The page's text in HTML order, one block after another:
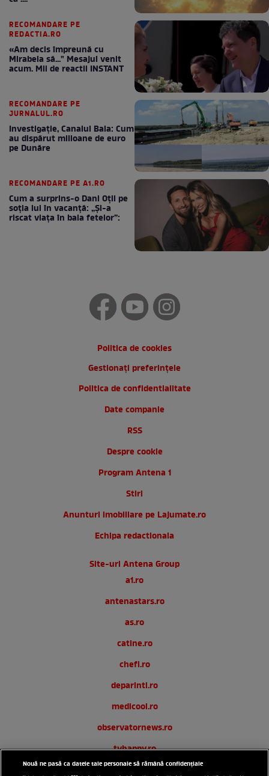
RECOMANDARE PE
REDACTIA.RO
«Am decis împreună cu
Mirabela să..." Mesajul venit
acum. Mii de reactii INSTANT
RECOMANDARE PE
JURNALUL.RO
Investigație, Canalul Bala: Cum
au dispărut milioane de euro
pe Dunăre
RECOMANDARE PE A1.RO
Cum a surprins-o Dani Oțil pe
soția lui în vacanță: „Și-a
riscat viața în baia fetelor”:
Politica de cookies
Gestionați preferințele
Politica de confidentialitate
Date companie
RSS
Despre cookie
Program Antena 1
Stiri
Anunturi imobiliare pe Lajumate.ro
Echipa redactionala
Site-uri Antena Group
a1.ro
antenastars.ro
as.ro
catine.ro
chefi.ro
deparinti.ro
medicool.ro
observatornews.ro
tvhappy.ro
useit.ro
Nouă ne pasă ca datele tale personale să rămână confidențiale